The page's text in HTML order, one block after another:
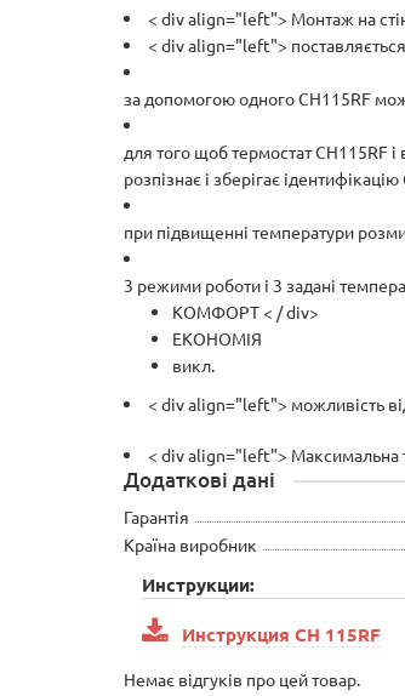
< div align="left"> Монтаж на
< div align="left">
за допомогою одного CH115RF
для того щоб термостат CH115RF
розпізнає і зберігає
при підвищенні температури
3 режими роботи і 3 задані
КОМФОРТ < / div>
ЕКОНОМІЯ
викл.
< div align="left"> можливість
< div align="left"> Максимальна
Додаткові дані
Гарантія
Країна виробник
Инструкции:
Инструкция СH 115RF
Немає відгуків про цей товар.